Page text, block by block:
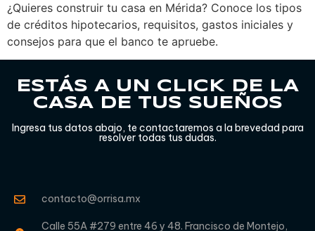
¿Quieres construir tu casa en Mérida? Conoce los tipos
de créditos hipotecarios, requisitos, gastos iniciales y
consejos para que el banco te apruebe.
ESTÁS A UN CLICK DE LA
CASA DE TUS SUEÑOS
Ingresa tus datos abajo, te contactaremos a la brevedad para
resolver todas tus dudas.
contacto@orrisa.mx
Calle 55A #279 entre 46 y 48. Francisco de Montejo,